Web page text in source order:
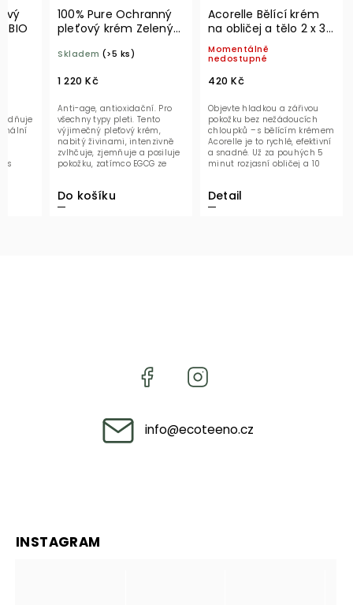
BIO
s
100% Pure Ochranný
pleťový krém Zelený
Skladem (>5 ks)
1 220 Kč
Do košíku
Anti-age, antioxidační. Pro
všechny typy pleti. Tento
výjimečný pleťový krém,
nabitý živinami, intenzivně
zvlhčuje, zjemňuje a posiluje
pokožku, zatímco EGCG ze
Acorelle Bělící krém
na obličej a tělo 2 x 30
Momentálně
nedostupné
420 Kč
Detail
Objevte hladkou a zářivou
pokožku bez nežádoucích
chloupků – s bělícím krémem
Acorelle je to rychlé, efektivní
a snadné. Už za pouhých 5
minut rozjasní obličej a 10
info@ecoteeno.cz
INSTAGRAM